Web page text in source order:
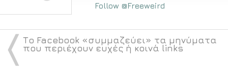
Follow @Freeweird
〈 Το Facebook «συμμαζεύει» τα μηνύματα
που περιέχουν ευχές ή κοινά links